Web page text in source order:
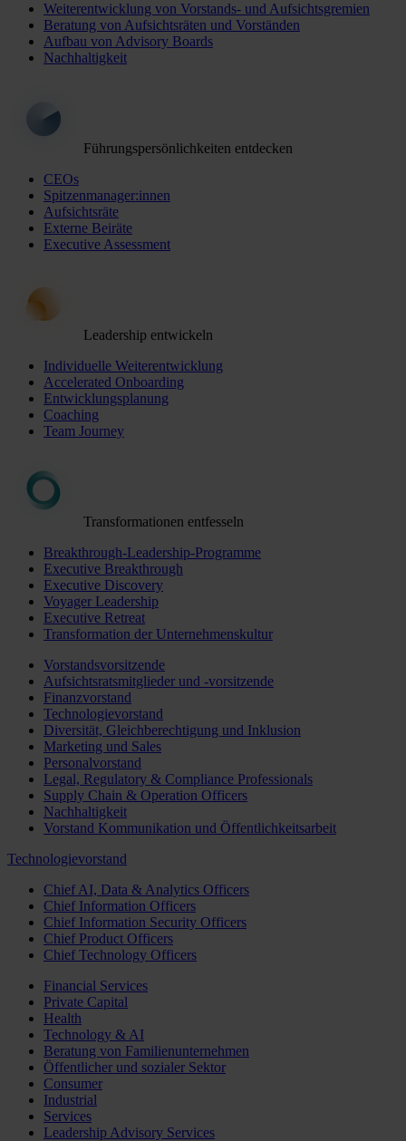
Weiterentwicklung von Vorstands- und Aufsichtsgremien
Beratung von Aufsichtsräten und Vorständen
Aufbau von Advisory Boards
Nachhaltigkeit
Führungspersönlichkeiten entdecken
CEOs
Spitzenmanager:innen
Aufsichtsräte
Externe Beiräte
Executive Assessment
Leadership entwickeln
Individuelle Weiterentwicklung
Accelerated Onboarding
Entwicklungsplanung
Coaching
Team Journey
Transformationen entfesseln
Breakthrough-Leadership-Programme
Executive Breakthrough
Executive Discovery
Voyager Leadership
Executive Retreat
Transformation der Unternehmenskultur
Vorstandsvorsitzende
Aufsichtsratsmitglieder und -vorsitzende
Finanzvorstand
Technologievorstand
Diversität, Gleichberechtigung und Inklusion
Marketing und Sales
Personalvorstand
Legal, Regulatory & Compliance Professionals
Supply Chain & Operation Officers
Nachhaltigkeit
Vorstand Kommunikation und Öffentlichkeitsarbeit
Technologievorstand
Chief AI, Data & Analytics Officers
Chief Information Officers
Chief Information Security Officers
Chief Product Officers
Chief Technology Officers
Financial Services
Private Capital
Health
Technology & AI
Beratung von Familienunternehmen
Öffentlicher und sozialer Sektor
Consumer
Industrial
Services
Leadership Advisory Services